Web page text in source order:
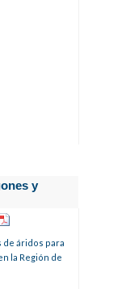
y
de áridos para
la Región de